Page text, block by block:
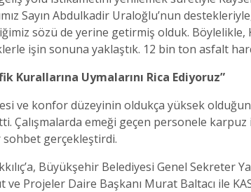
Sayın Abdulkadir Uraloğlu’nun
sözü de yerine getirmiş olduk.
işin sonuna yaklaştık. 12 bin ton asfalt
Kurallarına Uymalarını Rica Ediyoruz”
ve konfor düzeyinin oldukça yüksek
Çalışmalarda emeği geçen personele
gerçekleştirdi.
Büyükşehir Belediyesi Genel Sekreter
ve Projeler Daire Başkanı Murat Baltacı ile